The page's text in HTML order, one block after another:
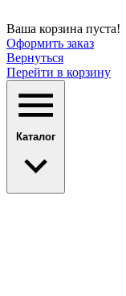
Ваша корзина пуста!
Оформить заказ
Вернуться
Перейти в корзину
Каталог